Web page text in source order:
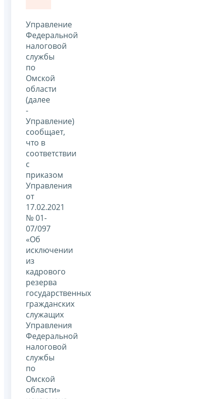
Управление
Федеральной
налоговой
службы
по
Омской
области
(далее
-
Управление)
сообщает,
что в
соответствии
с
приказом
Управления
от
17.02.2021
№ 01-
07/097
«Об
исключении
из
кадрового
резерва
государственных
гражданских
служащих
Управления
Федеральной
налоговой
службы
по
Омской
области»